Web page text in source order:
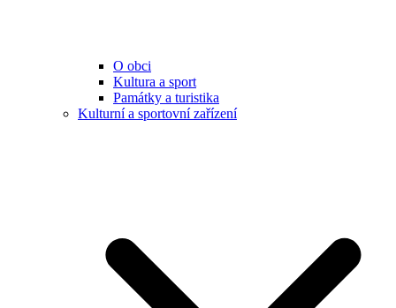
O obci
Kultura a sport
Památky a turistika
Kulturní a sportovní zařízení